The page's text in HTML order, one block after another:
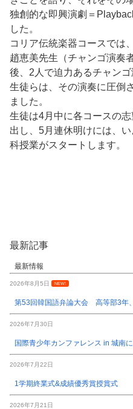
独創的な即興演劇＝
した。
コリア伝統楽器コースでは、
趙恵美先生（チャンゴ演奏
後、2人で迫力あるチャンゴ
生徒らは、その演奏に圧倒
ました。
生徒は4月中に各コースの
出し、5月連休明けには、
科授業がスタートします。
最新記事
最新情報
2026年8月5日 NEW!
第53回韓国語弁論大会 高等部3年
2026年7月30日
国際青少年カンファレンス in 城南
2026年7月22日
1学期終業式&成績優秀賞授賞式
2026年7月21日